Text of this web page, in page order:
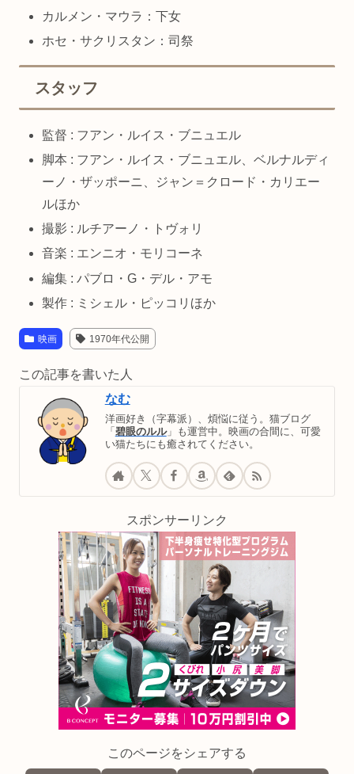
カルメン・マウラ：下女
ホセ・サクリスタン：司祭
スタッフ
監督 : フアン・ルイス・ブニュエル
脚本 : フアン・ルイス・ブニュエル、ベルナルディ
ーノ・ザッポーニ、ジャン＝クロード・カリエー
ルほか
撮影 : ルチアーノ・トヴォリ
音楽 : エンニオ・モリコーネ
編集 : パブロ・G・デル・アモ
製作 : ミシェル・ピッコリほか
映画 1970年代公開
この記事を書いた人
なむ
洋画好き（字幕派）、煩悩に従う。猫ブログ
「碧眼のルル」も運営中。映画の合間に、可愛
い猫たちにも癒されてください。
スポンサーリンク
このページをシェアする